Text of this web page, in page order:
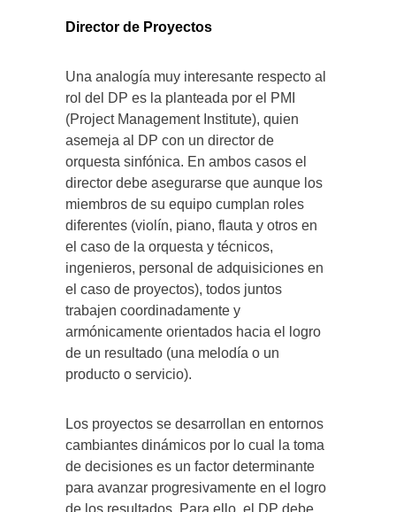
Director de Proyectos
Una analogía muy interesante respecto al
rol del DP es la planteada por el PMI
(Project Management Institute), quien
asemeja al DP con un director de
orquesta sinfónica. En ambos casos el
director debe asegurarse que aunque los
miembros de su equipo cumplan roles
diferentes (violín, piano, flauta y otros en
el caso de la orquesta y técnicos,
ingenieros, personal de adquisiciones en
el caso de proyectos), todos juntos
trabajen coordinadamente y
armónicamente orientados hacia el logro
de un resultado (una melodía o un
producto o servicio).
Los proyectos se desarrollan en entornos
cambiantes dinámicos por lo cual la toma
de decisiones es un factor determinante
para avanzar progresivamente en el logro